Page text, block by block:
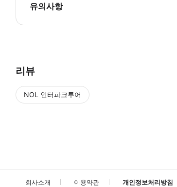
유의사항
리뷰
NOL 인터파크투어
회사소개 이용약관 개인정보처리방침